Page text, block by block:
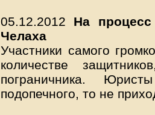
05.12.2012 На
Челаха
Участники самого
количестве
пограничника.
подопечного, то не